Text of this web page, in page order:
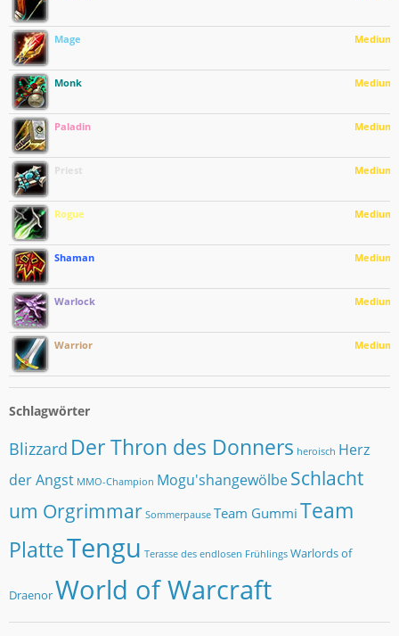
Mage Medium
Monk Medium
Paladin Medium
Priest Medium
Rogue Medium
Shaman Medium
Warlock Medium
Warrior Medium
Schlagwörter
Blizzard Der Thron des Donners heroisch Herz
der Angst MMO-Champion Mogu'shangewölbe Schlacht
um Orgrimmar Sommerpause Team Gummi Team
PlatteTengu Terasse des endlosen Frühlings Warlords of
DraenorWorld of Warcraft